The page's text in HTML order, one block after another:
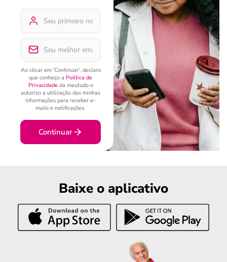
Ao clicar em 'Continuar', declaro
que conheço a Política de
Privacidadeda meutudo e
autorizo a utilização das minhas
informações para receber e-
mails e notificações.
Continuar
Baixe o aplicativo